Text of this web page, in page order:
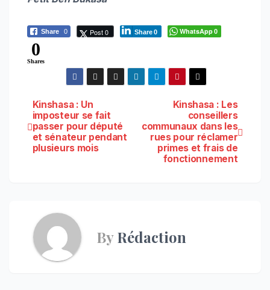
Share 0 Post 0 Share0 WhatsApp0
0
Shares
Navigation
de
l’article
Kinshasa : Les
conseillers
communaux dans les
rues pour réclamer
primes et frais de
fonctionnement
Kinshasa : Un
imposteur se fait
passer pour député
et sénateur pendant
plusieurs mois
ByRédaction